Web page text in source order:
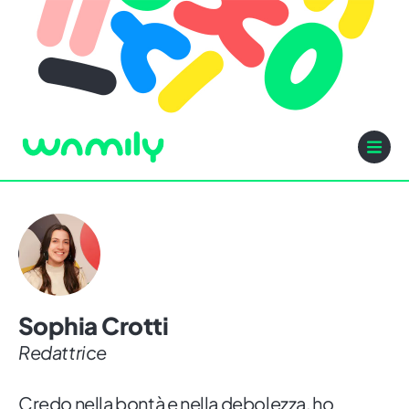
Sophia Crotti
Redattrice
Credo nella bontà e nella debolezza, ho